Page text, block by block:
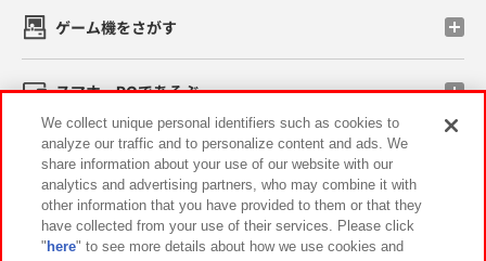
ゲーム機をさがす
スマホ・PCであそぶ
イベント・キャンペーン
We collect unique personal identifiers such as cookies to
analyze our traffic and to personalize content and ads. We
share information about your use of our website with our
analytics and advertising partners, who may combine it with
other information that you have provided to them or that they
have collected from your use of their services. Please click
" here" to see more details about how we use cookies and